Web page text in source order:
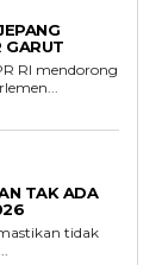
GARUT
RI mendorong
TAK ADA
tidak